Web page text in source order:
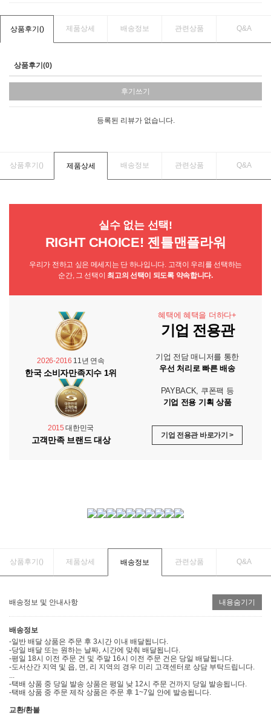
상품후기() 제품상세 배송정보 관련상품 Q&A
상품후기(0)
후기쓰기
등록된 리뷰가 없습니다.
상품후기() 제품상세 배송정보 관련상품 Q&A
실수 없는 선택!
RIGHT CHOICE! 젠틀맨플라워
우리가 전하고 싶은 메세지는 단 하나입니다. 고객이 우리를 선택하는
순간, 그 선택이 최고의 선택이 되도록 약속합니다.
2026-2016 11년 연속
한국 소비자만족지수 1위
2015 대한민국
고객만족 브랜드 대상
혜택에 혜택을 더하다+
기업 전용관
기업 전담 매니저를 통한
우선 처리로 빠른 배송
PAYBACK, 쿠폰팩 등
기업 전용 기획 상품
기업 전용관 바로가기 >
상품후기() 제품상세 배송정보 관련상품 Q&A
배송정보 및 안내사항 내용숨기기
배송정보
-일반 배달 상품은 주문 후 3시간 이내 배달됩니다.
-당일 배달 또는 원하는 날짜, 시간에 맞춰 배달됩니다.
-평일 18시 이전 주문 건 및 주말 16시 이전 주문 건은 당일 배달됩니다.
-도서산간 지역 및 읍, 면, 리 지역의 경우 미리 고객센터로 상담 부탁드립니다.
-택배 상품 중 당일 발송 상품은 평일 낮 12시 주문 건까지 당일 발송됩니다.
-택배 상품 중 주문 제작 상품은 주문 후 1~7일 안에 발송됩니다.
교환/환불